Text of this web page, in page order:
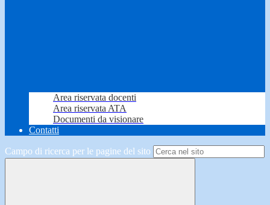
Area riservata docenti
Area riservata ATA
Documenti da visionare
Contatti
Campo di ricerca per le pagine del sito